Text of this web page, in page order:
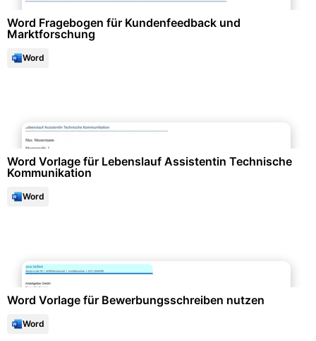
Word Fragebogen für Kundenfeedback und
Marktforschung
Word
Word Vorlage für Lebenslauf Assistentin Technische
Kommunikation
Word
Word Vorlage für Bewerbungsschreiben nutzen
Word